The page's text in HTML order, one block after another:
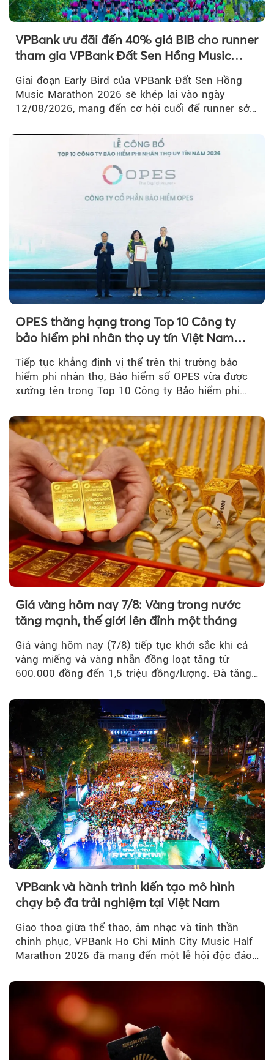
VPBank ưu đãi đến 40% giá BIB cho runner
tham gia VPBank Đất Sen Hồng Music
Giai đoạn Early Bird của VPBank Đất Sen Hồng
Music Marathon 2026 sẽ khép lại vào ngày
12/08/2026, mang đến cơ hội cuối để runner sở
OPES thăng hạng trong Top 10 Công ty
bảo hiểm phi nhân thọ uy tín Việt Nam
2026
Tiếp tục khẳng định vị thế trên thị trường bảo
hiểm phi nhân thọ, Bảo hiểm số OPES vừa được
xướng tên trong Top 10 Công ty Bảo hiểm phi
Giá vàng hôm nay 7/8: Vàng trong nước
tăng mạnh, thế giới lên đỉnh một tháng
Giá vàng hôm nay (7/8) tiếp tục khởi sắc khi cả
vàng miếng và vàng nhẫn đồng loạt tăng từ
600.000 đồng đến 1,5 triệu đồng/lượng. Đà tăng
vàng thế giới bứt phá lên mức cao nhất trong
một tháng.
VPBank và hành trình kiến tạo mô hình
chạy bộ đa trải nghiệm tại Việt Nam
Giao thoa giữa thể thao, âm nhạc và tinh thần
chinh phục, VPBank Ho Chi Minh City Music Half
Marathon 2026 đã mang đến một lễ hội độc đáo